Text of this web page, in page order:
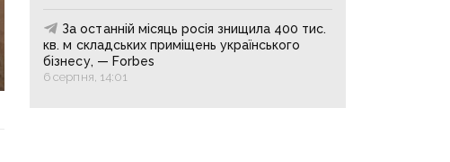
За останній місяць росія знищила 400 тис.
кв. м складських приміщень українського
бізнесу, — Forbes
6 серпня, 14:01